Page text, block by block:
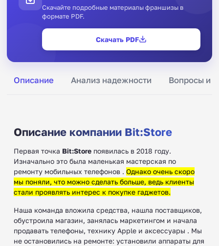
Описание Анализ надежности Вопросы и
Описание компании Bit:Store
Первая точка Bit:Store появилась в 2018 году.
Изначально это была маленькая мастерская по
ремонту мобильных телефонов . Однако очень скоро
мы поняли, что можно сделать больше, ведь клиенты
стали проявлять интерес к покупке гаджетов.
Наша команда вложила средства, нашла поставщиков,
обустроила магазин, занялась маркетингом и начала
продавать телефоны, технику Apple и аксессуары . Мы
не остановились на ремонте: установили аппараты для
Скачайте подробные материалы франшизы в
формате PDF.
Скачать PDF